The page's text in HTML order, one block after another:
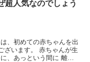
超人気なのでしょう
、初めての赤ちゃんを出
ざいます。 赤ちゃんが生
、あっという間に 離乳